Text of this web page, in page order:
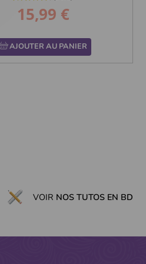
Prix
15,99 €
AJOUTER AU PANIER
VOIR NOS TUTOS EN BD